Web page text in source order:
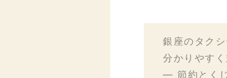
銀座のタク
分かりやす
— 節約とく